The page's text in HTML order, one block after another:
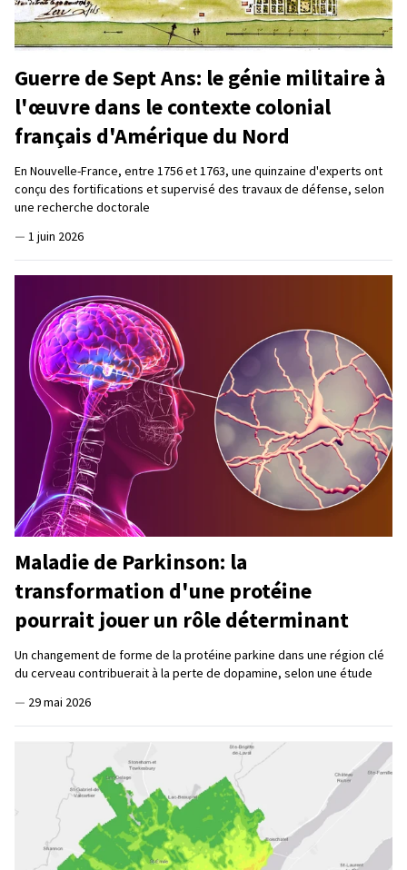
Guerre de Sept Ans: le génie militaire à
l'œuvre dans le contexte colonial
français d'Amérique du Nord
En Nouvelle-France, entre 1756 et 1763, une quinzaine d'experts ont
conçu des fortifications et supervisé des travaux de défense, selon
une recherche doctorale
— 1 juin 2026
Maladie de Parkinson: la
transformation d'une protéine
pourrait jouer un rôle déterminant
Un changement de forme de la protéine parkine dans une région clé
du cerveau contribuerait à la perte de dopamine, selon une étude
— 29 mai 2026